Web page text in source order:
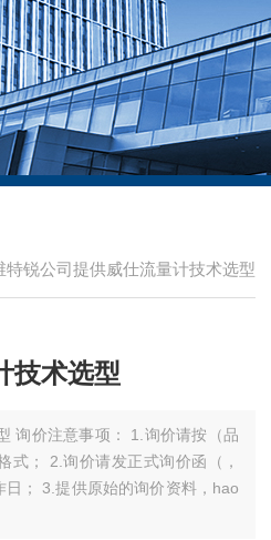
特锐公司提供威仕流量计技术选型
技术选型
询价注意事项： 1.询价请按（品
式； 2.询价请发正式询价函（，
； 3.提供原始的询价资料，hao